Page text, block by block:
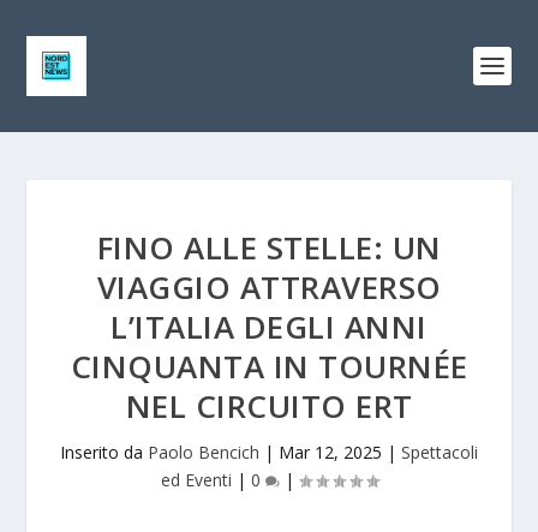
FINO ALLE STELLE: UN
VIAGGIO ATTRAVERSO
L’ITALIA DEGLI ANNI
CINQUANTA IN TOURNÉE
NEL CIRCUITO ERT
Inserito da Paolo Bencich | Mar 12, 2025 | Spettacoli
ed Eventi | 0 |